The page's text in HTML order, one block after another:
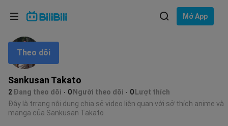
Mở App
Sankusan Takato
2Đang theo dõi 0 Người theo dõi 0 Lượt thích
Theo dõi
Đây là trrang nội dung chia sẻ video liên quan với sở thích anime và
manga của Sankusan Takato
Ngôn ngữ: Tiếng Việt
Lựa chọn ngôn ngữ
English
ภาษาไทย
Tiếng Việt
Bahasa Indonesia